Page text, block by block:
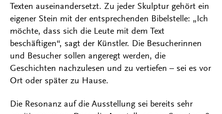
Texten auseinandersetzt. Zu jeder Skulptur gehört ein
eigener Stein mit der entsprechenden Bibelstelle: „Ich
möchte, dass sich die Leute mit dem Text
beschäftigen“, sagt der Künstler. Die Besucherinnen
und Besucher sollen angeregt werden, die
Geschichten nachzulesen und zu vertiefen – sei es vor
Ort oder später zu Hause.
Die Resonanz auf die Ausstellung sei bereits sehr